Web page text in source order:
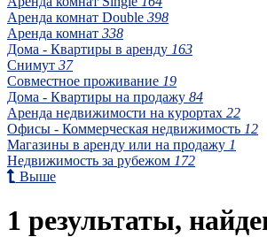
Аренда комнат Double 398
Аренда комнат 338
Дома - Квартиры в аренду 163
Снимут 37
Совместное проживание 19
Дома - Квартиры на продажу 84
Аренда недвижимости на курортах 22
Офисы - Коммерческая недвижимость 12
Магазины в аренду или на продажу 1
Недвижимость за рубежом 172
Выше
1 результаты,